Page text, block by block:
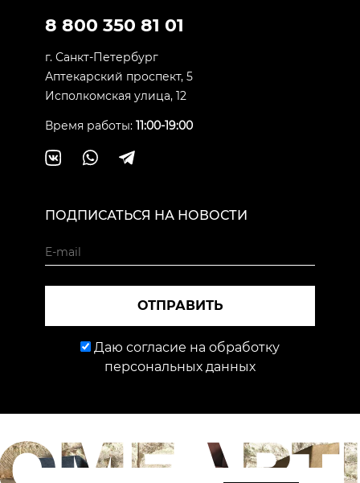
8 800 350 81 01
г. Санкт-Петербург
Аптекарский проспект, 5
Исполкомская улица, 12
Время работы: 11:00-19:00
ПОДПИСАТЬСЯ НА НОВОСТИ
ОТПРАВИТЬ
Даю согласие на обработку
персональных данных